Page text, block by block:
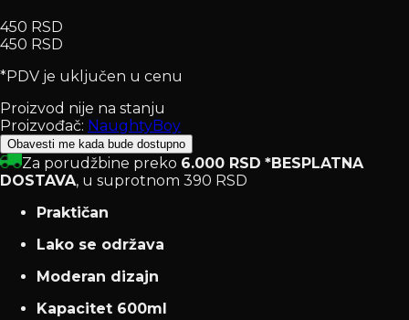
450 RSD
450 RSD
*PDV je uključen u cenu
Proizvod nije na stanju
Proizvođač: NaughtyBoy
Obavesti me kada bude dostupno
Za porudžbine preko 6.000 RSD *BESPLATNA
DOSTAVA, u suprotnom 390 RSD
Praktičan
Lako se održava
Moderan dizajn
Kapacitet 600ml